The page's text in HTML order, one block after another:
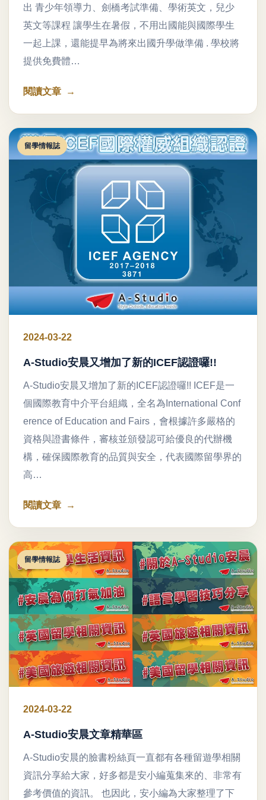
出 青少年領導力、劍橋考試準備、學術英文，兒少
英文等課程 讓學生在暑假，不用出國能與國際學生
一起上課，還能提早為將來出國升學做準備 . 學校將
提供免費體…
閱讀文章
留學情報誌
2024-03-22
A-Studio安晨又增加了新的ICEF認證囉!!
A-Studio安晨又增加了新的ICEF認證囉!! ICEF是一
個國際教育中介平台組織，全名為International Conf
erence of Education and Fairs，會根據許多嚴格的
資格與證書條件，審核並頒發認可給優良的代辦機
構，確保國際教育的品質與安全，代表國際留學界的
高…
閱讀文章
留學情報誌
2024-03-22
A-Studio安晨文章精華區
A-Studio安晨的臉書粉絲頁一直都有各種留遊學相關
資訊分享給大家，好多都是安小編蒐集來的、非常有
參考價值的資訊。 也因此，安小編為大家整理了下